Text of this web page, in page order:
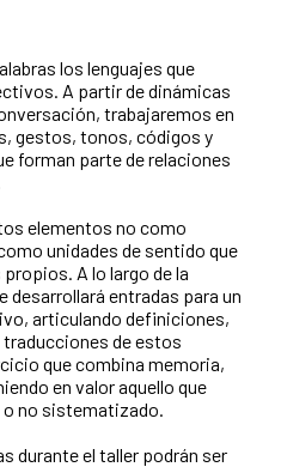
los lenguajes que
A partir de dinámicas
trabajaremos en
gestos, tonos, códigos y
forman parte de relaciones
elementos no como
unidades de sentido que
A lo largo de la
entradas para un
articulando definiciones,
de estos
que combina memoria,
en valor aquello que
no sistematizado.
durante el taller podrán ser